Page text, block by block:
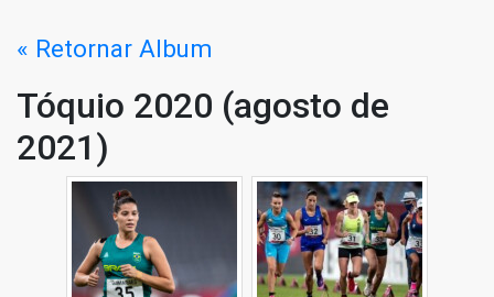
« Retornar Album
Tóquio 2020 (agosto de
2021)